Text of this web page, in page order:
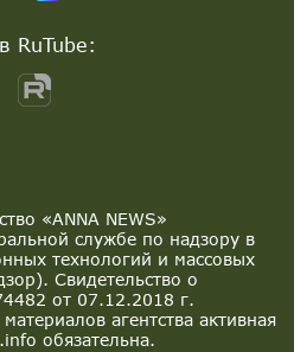
«ANNA NEWS»
службе по надзору в
технологий и массовых
Свидетельство о
от 07.12.2018 г.
агентства активная
обязательна.
RuTube: